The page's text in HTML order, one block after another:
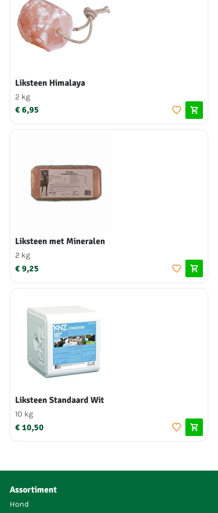
Liksteen Himalaya
2 kg
€ 6,95
Liksteen met Mineralen
2 kg
€ 9,25
Liksteen Standaard Wit
10 kg
€ 10,50
Assortiment
Hond